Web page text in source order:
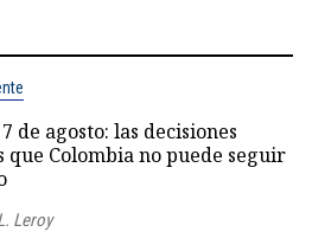
de agosto: las decisiones
que Colombia no puede seguir
Leroy